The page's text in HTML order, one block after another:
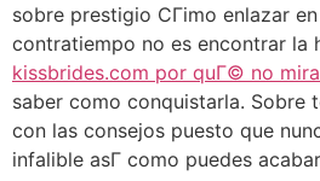
sobre prestigio CГіmo enlazar
contratiempo no es encontrar la
kissbrides.com por quГ© no
saber como conquistarla. Sobre
con las consejos puesto que
infalible asГ­ como puedes